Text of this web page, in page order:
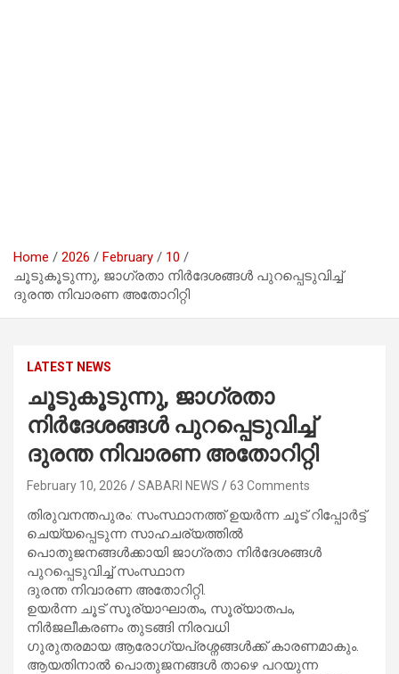
Home 2026 February
10
ചൂടുകൂടുന്നു, ജാഗ്രതാ നിർദേശങ്ങൾ പുറപ്പെടുവിച്ച്
ദുരന്ത നിവാരണ അതോറിറ്റി
LATEST NEWS
ചൂടുകൂടുന്നു, ജാഗ്രതാ
നിർദേശങ്ങൾ പുറപ്പെടുവിച്ച്
ദുരന്ത നിവാരണ അതോറിറ്റി
February 10, 2026 SABARI NEWS 63 Comments
തിരുവനന്തപുരം: സംസ്ഥാനത്ത് ഉയർന്ന ചൂട് റിപ്പോർട്ട്
ചെയ്യപ്പെടുന്ന സാഹചര്യത്തിൽ
പൊതുജനങ്ങൾക്കായി ജാഗ്രതാ നിർദേശങ്ങൾ
പുറപ്പെടുവിച്ച് സംസ്ഥാന
ദുരന്ത നിവാരണ അതോറിറ്റി.
ഉയർന്ന ചൂട് സൂര്യാഘാതം, സൂര്യാതപം,
നിർജലീകരണം തുടങ്ങി നിരവധി
ഗുരുതരമായ ആരോഗ്യപ്രശ്നങ്ങൾക്ക് കാരണമാകും.
ആയതിനാൽ പൊതുജനങ്ങൾ താഴെ പറയുന്ന